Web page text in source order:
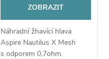
ZOBRAZIT
Náhradní žhavící hlava
Aspire Nautilus X Mesh
s odporem 0,7ohm.